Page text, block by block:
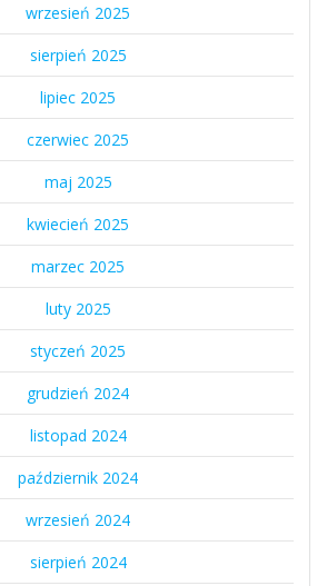
wrzesień 2025
sierpień 2025
lipiec 2025
czerwiec 2025
maj 2025
kwiecień 2025
marzec 2025
luty 2025
styczeń 2025
grudzień 2024
listopad 2024
październik 2024
wrzesień 2024
sierpień 2024